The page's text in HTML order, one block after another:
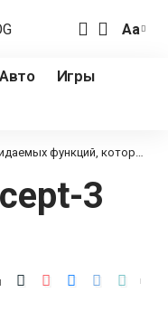
Аа
Авто
Игры
которые мы вряд ли увидим в iPhone 7
3